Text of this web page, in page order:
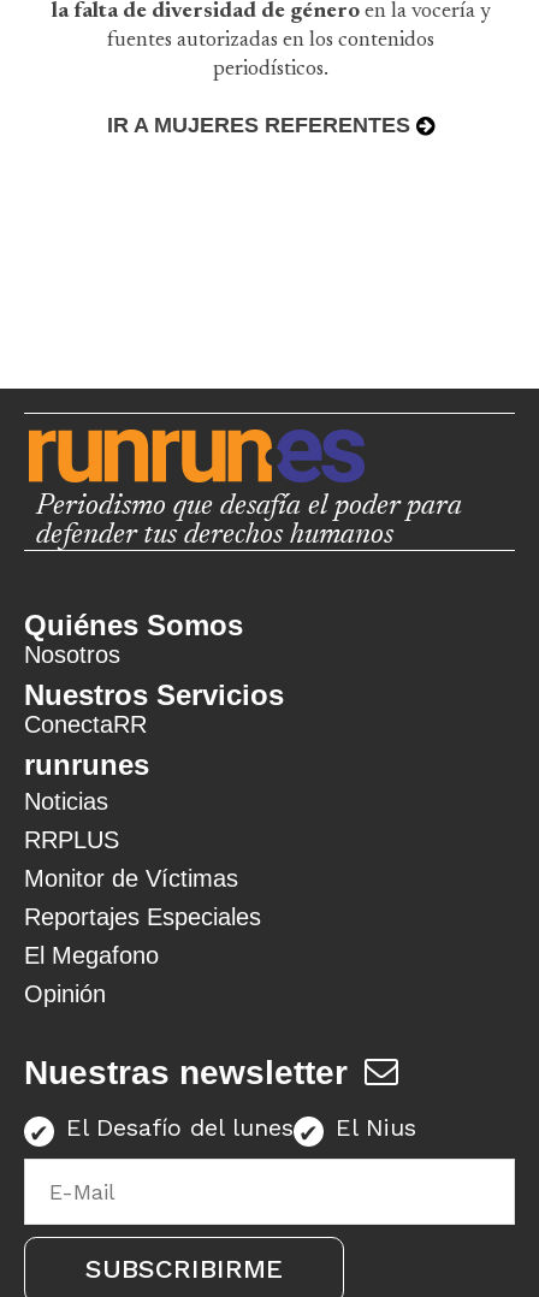
la falta de diversidad de género en la vocería y
fuentes autorizadas en los contenidos
periodísticos.
IR A MUJERES REFERENTES
Periodismo que desafía el poder para
defender tus derechos humanos
Quiénes Somos
Nosotros
Nuestros Servicios
ConectaRR
runrunes
Noticias
RRPLUS
Monitor de Víctimas
Reportajes Especiales
El Megafono
Opinión
Nuestras newsletter
El Desafío del lunes El Nius